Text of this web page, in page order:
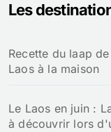
r
e
r
Les
Recette du laap
Laos à la maison
Le Laos en juin :
à découvrir lors